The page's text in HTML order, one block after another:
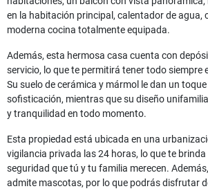
en la habitación principal, calentador de agua,
moderna cocina totalmente equipada.
Además, esta hermosa casa cuenta con
servicio, lo que te permitirá tener todo siempre
Su suelo de cerámica y mármol le dan un
sofisticación, mientras que su diseño
y tranquilidad en todo momento.
Esta propiedad está ubicada en una
vigilancia privada las 24 horas, lo que te
seguridad que tú y tu familia merecen.
admite mascotas, por lo que podrás disfrutar